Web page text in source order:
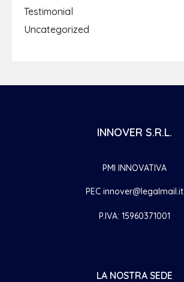
Testimonial
Uncategorized
INNOVER S.R.L.
PMI INNOVATIVA
PEC innover@legalmail.it
P.IVA: 15960371001
LA NOSTRA SEDE